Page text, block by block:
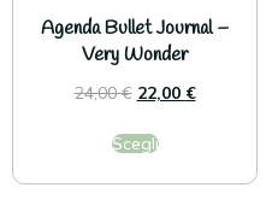
Agenda Bullet Journal –
Very Wonder
24,00€ 22,00 €
Scegli